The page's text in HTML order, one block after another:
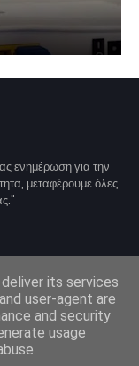
ενημέρωση για την
μεταφέρουμε όλες
απόBlogger
Πολιτική Απορρήτου
its services
user-agent are
and security
usage